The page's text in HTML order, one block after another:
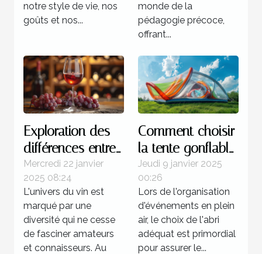
notre style de vie, nos
goûts et nos...
monde de la
pédagogie précoce,
offrant...
Exploration des
différences entre
les vins de la rive
gauche et de la
rive droite
Mercredi 22 janvier
2025 08:24
L'univers du vin est
marqué par une
diversité qui ne cesse
de fasciner amateurs
et connaisseurs. Au
Comment choisir
la tente gonflable
idéale pour vos
événements
Jeudi 9 janvier 2025
00:26
Lors de l'organisation
d'événements en plein
air, le choix de l'abri
adéquat est primordial
pour assurer le...